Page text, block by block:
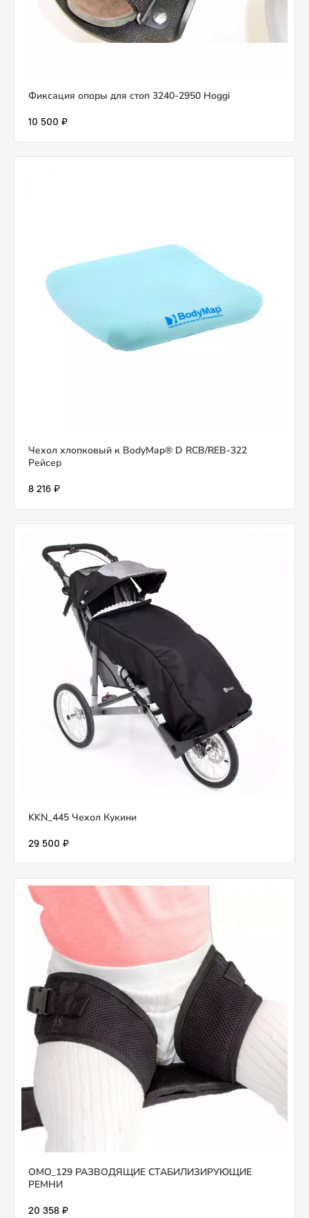
Фиксация опоры для стоп 3240-2950 Hoggi
10 500 ₽
Чехол хлопковый к BodyMap® D RCB/REB-322
Рейсер
8 216 ₽
KKN_445 Чехол Кукини
29 500 ₽
OMO_129 РАЗВОДЯЩИЕ СТАБИЛИЗИРУЮЩИЕ
РЕМНИ
20 358 ₽